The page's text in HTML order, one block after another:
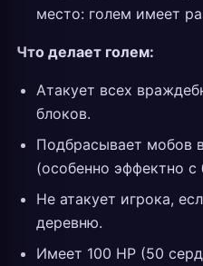
место: голем имеет
Что делает голем:
Атакует всех
блоков.
Подбрасывает мобов
(особенно эффектно
Не атакует игрока,
деревню.
Имеет 100 HP (50